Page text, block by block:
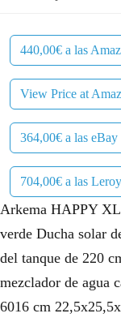
440,00€ a las
View Price at
364,00€ a las eBay
704,00€ a las
Arkema HAPPY XL
verde Ducha solar
del tanque de 220
mezclador de agua
6016 cm